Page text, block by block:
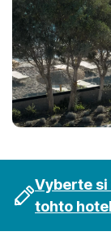
Vyberte
tohto